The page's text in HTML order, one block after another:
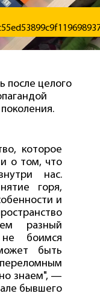
после целого
которое
о том, что
нас.
горя,
и
разный
боимся
быть
знаем", —
бывшего